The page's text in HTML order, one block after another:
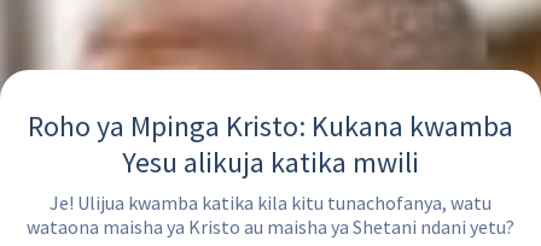
Roho ya Mpinga Kristo: Kukana kwamba
Yesu alikuja katika mwili
Je! Ulijua kwamba katika kila kitu tunachofanya, watu
wataona maisha ya Kristo au maisha ya Shetani ndani yetu?